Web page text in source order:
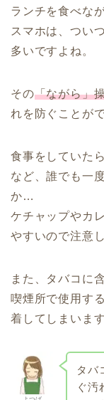
ランチを食べな
スマホは、つい
多いですよね。
その「ながら」
れを防ぐことが
食事をしていた
など、誰でも一
か…
ケチャップやカ
やすいので注意
また、タバコに
喫煙所で使用す
着してしまいます
タバ
ぐ汚